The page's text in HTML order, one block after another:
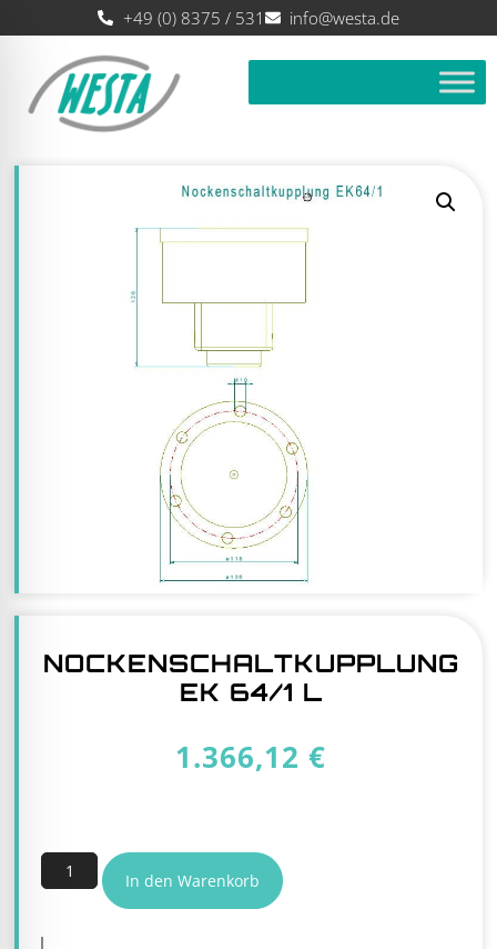
+49 (0) 8375 / 531 info@westa.de
NOCKENSCHALTKUPPLUNG
EK 64/1 L
1.366,12 €
In den Warenkorb